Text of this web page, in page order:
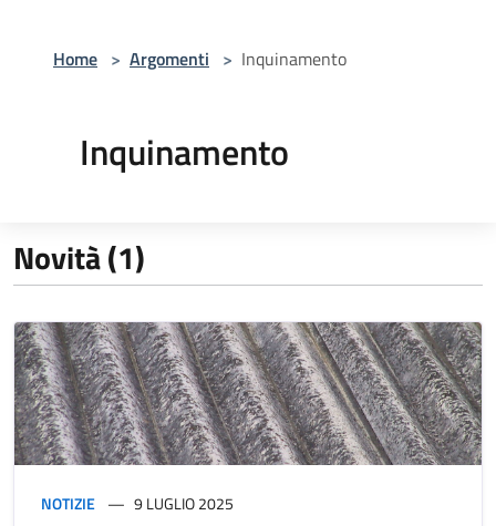
Home > Argomenti > Inquinamento
Inquinamento
Novità (1)
NOTIZIE 9 LUGLIO 2025